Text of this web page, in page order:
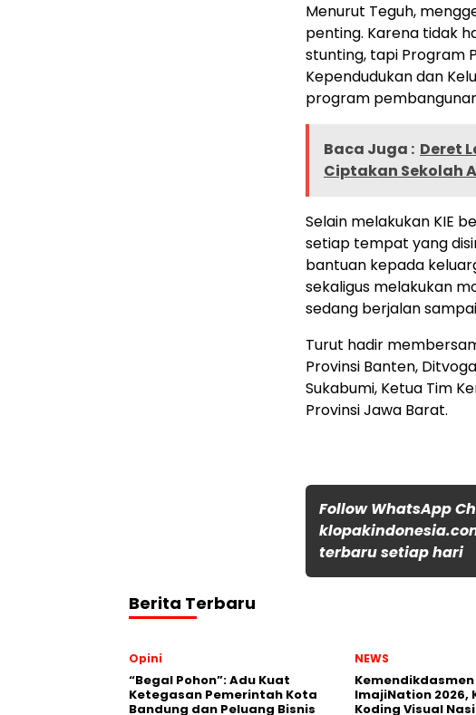
Menurut Teguh,
penting. Karena tidak
stunting, tapi Program
Kependudukan dan
program
Baca Juga : Deret
Ciptakan Sekolah
Selain melakukan KIE
setiap tempat yang
bantuan kepada
sekaligus melakukan
sedang berjalan
Turut hadir
Provinsi Banten,
Sukabumi, Ketua Tim
Provinsi Jawa Barat.
Follow WhatsApp
terbaru setiap hari
Berita Terbaru
Opini
“Begal Pohon”: Adu Kuat
Ketegasan Pemerintah Kota
Bandung dan Peluang Bisnis
NEWS
ImajiNation 2026,
Koding Visual